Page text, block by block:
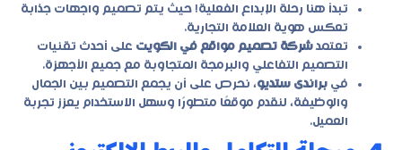
تبدأ هنا رحلة الإبداع الفعلية! حيث يتم تصميم واجهات جذابة
تعكس هوية العلامة التجارية.
تعتمد شركة تصميم مواقع في الكويت على أحدث تقنيات
التصميم التفاعلي والبرمجة المتجاوبة مع جميع الأجهزة.
في براندى ستديو، نحرص على أن يجمع التصميم بين الجمال
والوظيفة، لنقدم موقعًا متطورًا وسهل الاستخدام يعزز تجربة
العميل.